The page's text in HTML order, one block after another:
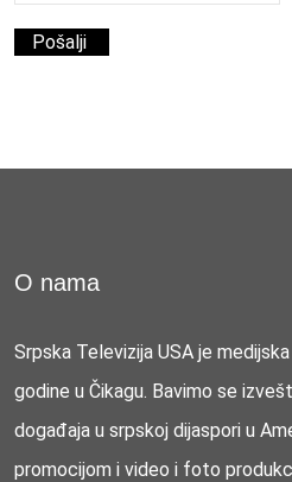
O nama
Srpska Televizija USA je
godine u Čikagu. Bavimo se
događaja u srpskoj dijaspori u
promocijom i video i foto